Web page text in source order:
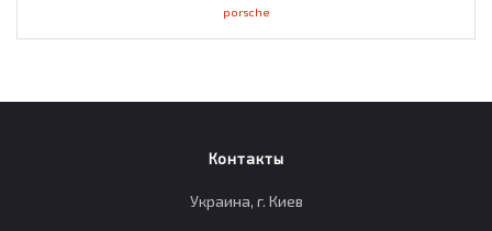
porsche
Контакты
Украина, г. Киев